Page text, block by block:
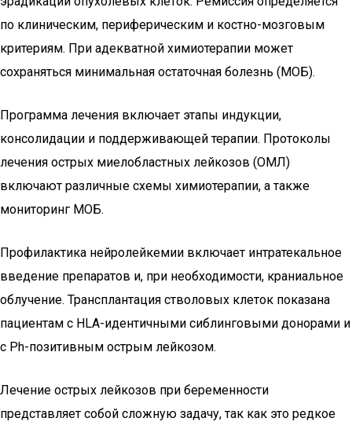
по клиническим, периферическим и костно-мозговым
критериям. При адекватной химиотерапии может
сохраняться минимальная остаточная болезнь (МОБ).
Программа лечения включает этапы индукции,
консолидации и поддерживающей терапии. Протоколы
лечения острых миелобластных лейкозов (ОМЛ)
включают различные схемы химиотерапии, а также
мониторинг МОБ.
Профилактика нейролейкемии включает интратекальное
введение препаратов и, при необходимости, краниальное
облучение. Трансплантация стволовых клеток показана
пациентам с HLA-идентичными сиблинговыми донорами и
с Ph-позитивным острым лейкозом.
Лечение острых лейкозов при беременности
представляет собой сложную задачу, так как это редкое